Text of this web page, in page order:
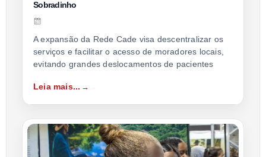
Sobradinho
A expansão da Rede Cade visa descentralizar os
serviços e facilitar o acesso de moradores locais,
evitando grandes deslocamentos de pacientes
Leia mais...